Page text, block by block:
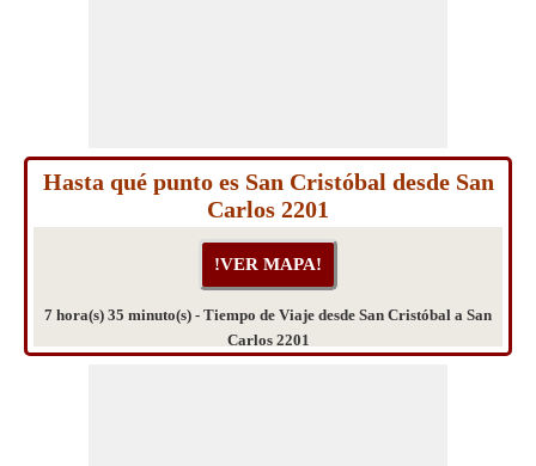
Hasta qué punto es San Cristóbal desde San
Carlos 2201
7 hora(s) 35 minuto(s) - Tiempo de Viaje desde San Cristóbal a San
Carlos 2201